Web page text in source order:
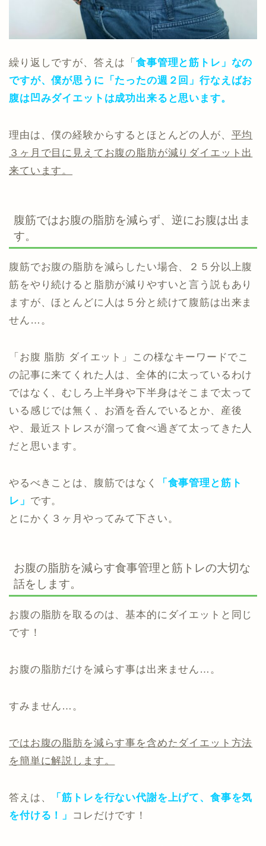
繰り返しですが、答えは「食事管理と筋トレ」なの
ですが、僕が思うに「たったの週２回」行なえばお
腹は凹みダイエットは成功出来ると思います。
理由は、僕の経験からするとほとんどの人が、 平均
３ヶ月で目に見えてお腹の脂肪が減りダイエット出
来ています。
腹筋ではお腹の脂肪を減らず、逆にお腹は出ま
す。
腹筋でお腹の脂肪を減らしたい場合、２５分以上腹
筋をやり続けると脂肪が減りやすいと言う説もあり
ますが、ほとんどに人は５分と続けて腹筋は出来ま
せん…。
「お腹 脂肪 ダイエット」この様なキーワードでこ
の記事に来てくれた人は、全体的に太っているわけ
ではなく、むしろ上半身や下半身はそこまで太って
いる感じでは無く、お酒を呑んでいるとか、産後
や、最近ストレスが溜って食べ過ぎて太ってきた人
だと思います。
やるべきことは、腹筋ではなく
「食事管理と筋ト
レ」 です。
とにかく３ヶ月やってみて下さい。
お腹の脂肪を減らす食事管理と筋トレの大切な
話をします。
お腹の脂肪を取るのは、基本的にダイエットと同じ
です！
お腹の脂肪だけを減らす事は出来ません…。
すみません…。
ではお腹の脂肪を減らす事を含めたダイエット方法
を簡単に解説します。
答えは、
「筋トレを行ない代謝を上げて、食事を気
を付ける！」
コレだけです！